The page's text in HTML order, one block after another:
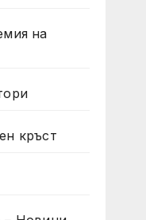
на
кръст